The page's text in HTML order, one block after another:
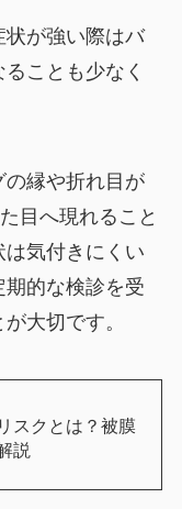
が強い際はバ
ことも少なく
の縁や折れ目が
目へ現れること
は気付きにくい
的な検診を受
大切です。
スクとは？被膜
説